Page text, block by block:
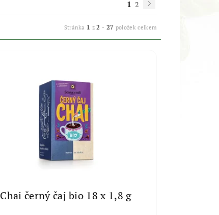
1 2
Stránka 1 z2 - 27 položek celkem
Chai černý čaj bio 18 x 1,8 g